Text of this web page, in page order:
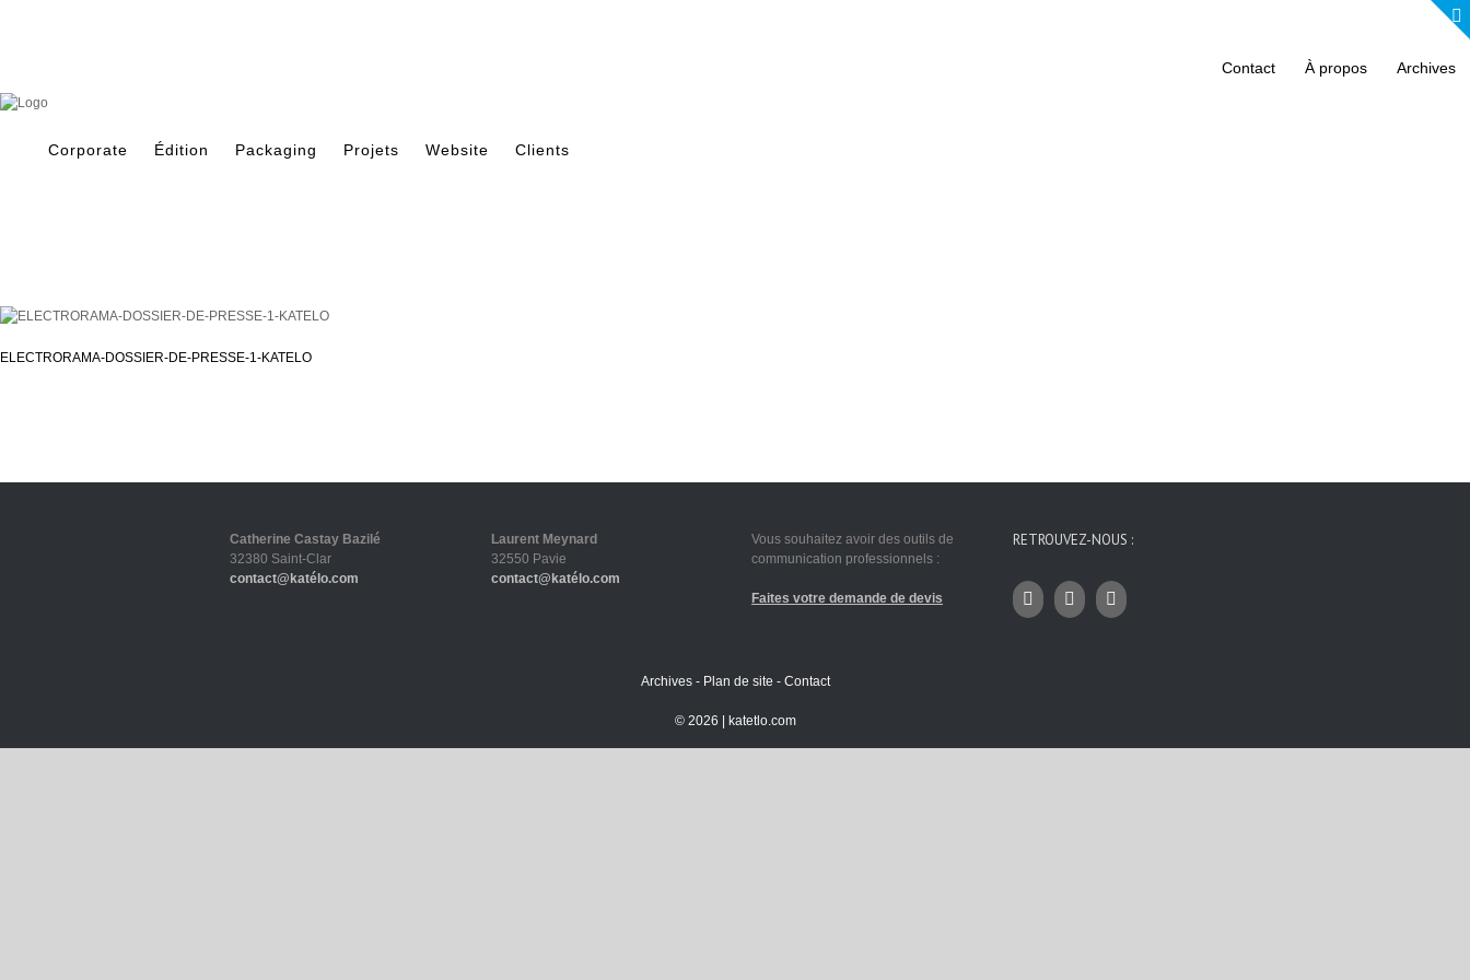
Contact À propos Archives
Corporate Édition Packaging Projets Website Clients
ELECTRORAMA-DOSSIER-DE-PRESSE-1-KATELO
Catherine Castay Bazilé
32380 Saint-Clar
contact@katélo.com
Laurent Meynard
32550 Pavie
contact@katélo.com
Vous souhaitez avoir des outils de
communication professionnels :
Faites votre demande de devis
RETROUVEZ-NOUS :
Archives- Plan de site - Contact
© 2026 | katetlo.com